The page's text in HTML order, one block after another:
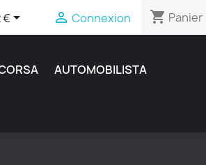
€  Connexion shopping_cart Panier
AUTOMOBILISTA